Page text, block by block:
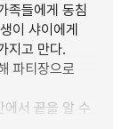
족들에게 동침
이 샤이에게
지고 만다.
파티장으로
에서 끝을 알 수